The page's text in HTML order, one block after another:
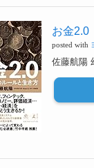
お金2.0
posted with
佐藤航陽